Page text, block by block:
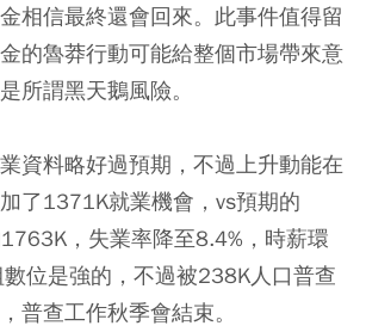
相信最終還會回來。此事件值得留
的魯莽行動可能給整個市場帶來意
所謂黑天鵝風險。
資料略好過預期，不過上升動能在
了1371K就業機會，vs預期的
，失業率降至8.4%，時薪環
位是強的，不過被238K人口普查
普查工作秋季會結束。